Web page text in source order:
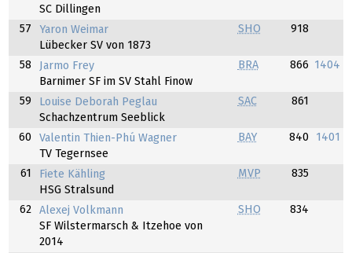
SC Dillingen
57
Yaron Weimar
Lübecker SV von 1873
SHO 918
58
Jarmo Frey
Barnimer SF im SV Stahl Finow
BRA 866 1404
59
Louise Deborah Peglau
Schachzentrum Seeblick
SAC 861
60
Valentin Thien-Phú Wagner
TV Tegernsee
BAY 840 1401
61
Fiete Kähling
HSG Stralsund
MVP 835
62
Alexej Volkmann
SF Wilstermarsch & Itzehoe von
2014
SHO 834